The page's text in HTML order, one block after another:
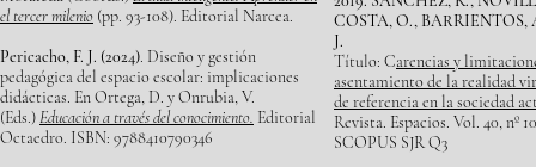
el tercer milenio (pp. 93-108). Editorial Narcea.
Pericacho, F. J. (2024). Diseño y gestión
pedagógica del espacio escolar: implicaciones
didácticas. En Ortega, D. y Onrubia, V.
(Eds.)Educación a través del conocimiento. Editorial
Octaedro. ISBN: 9788410790346
COSTA, O., BARRIENTOS,
J.
Título: Carencias y
asentamiento de la realidad
de referencia en la sociedad
Revista. Espacios. Vol. 40, nº
SCOPUS SJR Q3